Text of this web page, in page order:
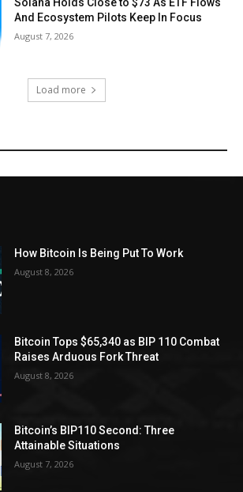
And Ecosystem Pilots Keep In Focus
August 7, 2026
Load more
How Bitcoin Is Being Put To Work
August 8, 2026
Bitcoin Tops $65,340 as BIP 110 Combat
Raises Arduous Fork Threat
August 8, 2026
Bitcoin’s BIP110 Second: Three
Attainable Situations
August 7, 2026